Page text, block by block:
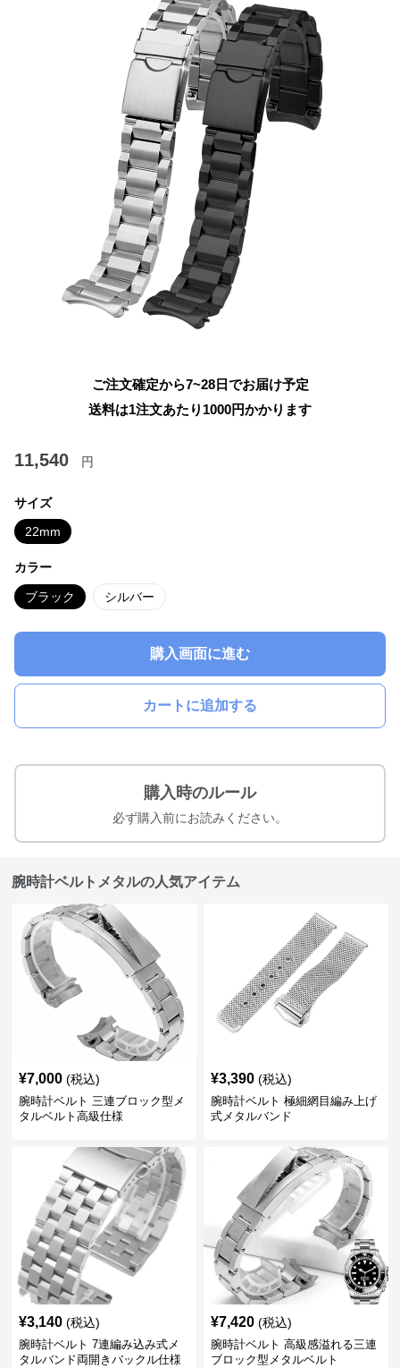
ご注文確定から7~28日でお届け予定
送料は1注文あたり 1000円かかります
11,540 円
サイズ
22mm
カラー
ブラック シルバー
購入画面に進む
カートに追加する
購入時のルール
必ず購入前にお読みください。
腕時計ベルトメタルの人気アイテム
¥7,000 (税込)
腕時計ベルト 三連ブロック型メ
タルベルト高級仕様
¥3,390 (税込)
腕時計ベルト 極細網目編み上げ
式メタルバンド
¥3,140 (税込)
腕時計ベルト 7連編み込み式メ
タルバンド両開きバックル仕様
¥7,420 (税込)
腕時計ベルト 高級感溢れる三連
ブロック型メタルベルト